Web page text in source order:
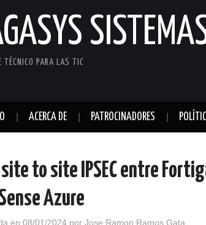
TÉCNICO PARA LAS TIC
ACERCA DE PATROCINADORES
site to site IPSEC entre
Azure
en 08/01/2024 por Jose Ramon Ramos Gata